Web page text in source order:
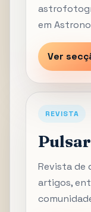
em
Ver
REVISTA
Pulsar
Revista de
artigos,